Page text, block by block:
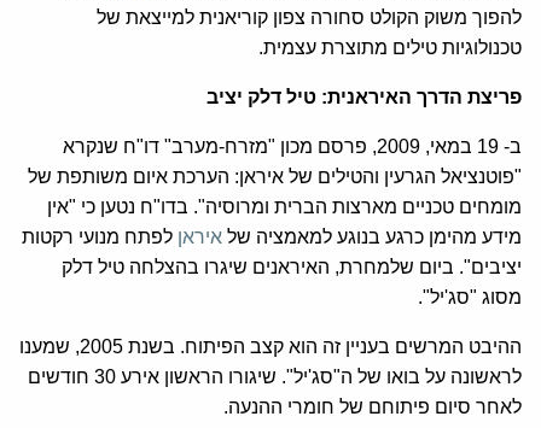
להפוך משוק הקולט סחורה צפון קוריאנית למייצאת של
טכנולוגיות טילים מתוצרת עצמית.
פריצת הדרך האיראנית: טיל דלק יציב
ב- 19 במאי, 2009, פרסם מכון "מזרח-מערב" דו"ח שנקרא
"פוטנציאל הגרעין והטילים של איראן: הערכת איום משותפת של
מומחים טכניים מארצות הברית ומרוסיה". בדו"ח נטען כי "אין
מידע מהימן כרגע בנוגע למאמציה של איראן לפתח מנועי רקטות
יציבים". ביום שלמחרת, האיראנים שיגרו בהצלחה טיל דלק
מסוג "סג'יל".
ההיבט המרשים בעניין זה הוא קצב הפיתוח. בשנת 2005, שמענו
לראשונה על בואו של ה"סג'יל". שיגורו הראשון אירע 30 חודשים
לאחר סיום פיתוחם של חומרי ההנעה.